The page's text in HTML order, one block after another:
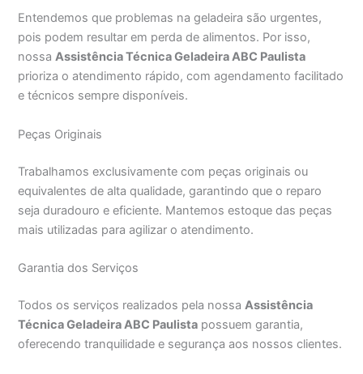
Entendemos que problemas na geladeira são urgentes,
pois podem resultar em perda de alimentos. Por isso,
nossaAssistência Técnica Geladeira ABC Paulista
prioriza o atendimento rápido, com agendamento facilitado
e técnicos sempre disponíveis.
Peças Originais
Trabalhamos exclusivamente com peças originais ou
equivalentes de alta qualidade, garantindo que o reparo
seja duradouro e eficiente. Mantemos estoque das peças
mais utilizadas para agilizar o atendimento.
Garantia dos Serviços
Todos os serviços realizados pela nossaAssistência
Técnica Geladeira ABC Paulista possuem garantia,
oferecendo tranquilidade e segurança aos nossos clientes.